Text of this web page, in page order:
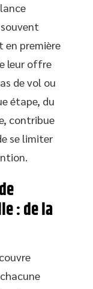
en première
leur offre
de vol ou
étape, du
contribue
se limiter
: de la